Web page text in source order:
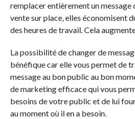
remplacer entièrement un message
vente sur place, elles économisent
des heures de travail. Cela
La possibilité de changer de
bénéfique car elle vous permet de
message au bon public au bon
de marketing efficace qui vous
besoins de votre public et de lui
au moment où il en a besoin.